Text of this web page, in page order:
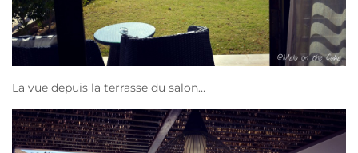
La vue depuis la terrasse du salon…